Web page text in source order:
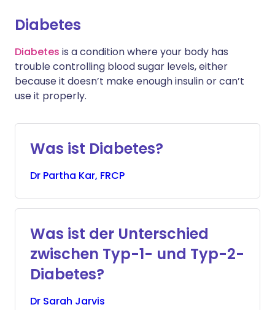
Diabetes
Diabetes is a condition where your body has
trouble controlling blood sugar levels, either
because it doesn’t make enough insulin or can’t
use it properly.
Was ist Diabetes?
Dr Partha Kar, FRCP
Was ist der Unterschied
zwischen Typ-1- und Typ-2-
Diabetes?
Dr Sarah Jarvis